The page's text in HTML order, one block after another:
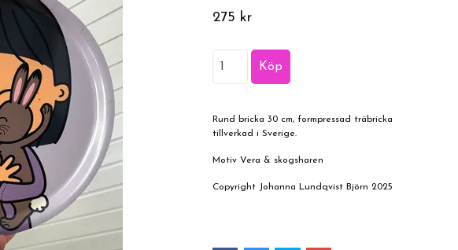
275 kr
Rund bricka 30 cm, formpressad träbricka
tillverkad i Sverige.
Motiv Vera & skogsharen
Copyright Johanna Lundqvist Björn 2025